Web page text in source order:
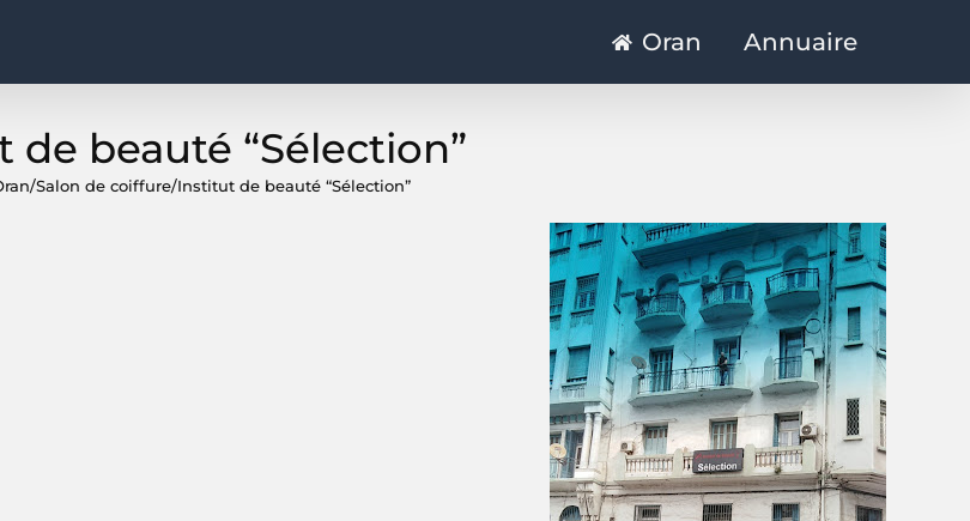
Oran Annuaire
de beauté “Sélection”
/Salon de coiffure/Institut de beauté “Sélection”